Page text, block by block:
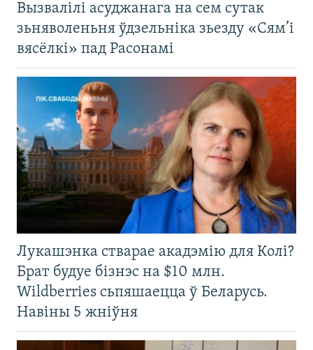
Вызвалілі асуджанага на сем сутак
зьняволеньня ўдзельніка зьезду «Сям’і
вясёлкі» пад Расонамі
Лукашэнка стварае акадэмію для Колі?
Брат будуе бізнэс на $10 млн.
Wildberries сьпяшаецца ў Беларусь.
Навіны 5 жніўня